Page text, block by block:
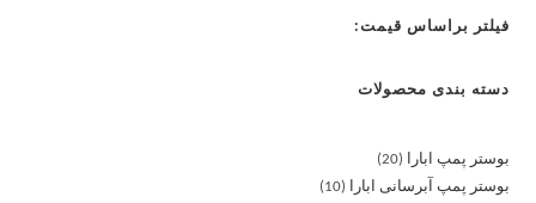
فیلتر براساس قیمت:
دسته بندی محصولات
بوستر پمپ ابارا
20
بوستر پمپ آبرسانی ابارا
10